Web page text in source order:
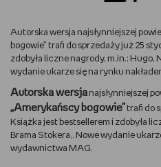
DBAM O URODĘ
TRENUJĘ
URZĄDZAM I DEKORUJĘ
Autorska wersja najsłynniejszej
bogowie” trafi do sprzedaży już 25
zdobyła liczne nagrody, m.in.: Hugo,
wydanie ukarze się na rynku
Autorska wersja najsłynniejszej
„Amerykańscy bogowie” trafi do
Książka jest bestsellerem i zdobyła
Brama Stokera,. Nowe wydanie
wydawnictwa MAG.